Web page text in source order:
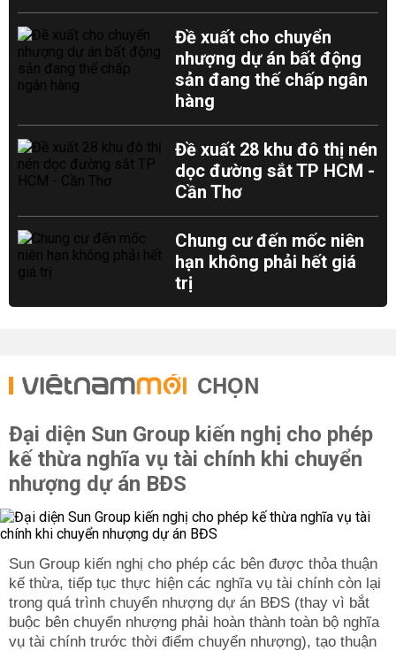
Đề xuất cho chuyển
nhượng dự án bất động
sản đang thế chấp ngân
hàng
Đề xuất 28 khu đô thị nén
dọc đường sắt TP HCM -
Cần Thơ
Chung cư đến mốc niên
hạn không phải hết giá
trị
CHỌN
Đại diện Sun Group kiến nghị cho phép
kế thừa nghĩa vụ tài chính khi chuyển
nhượng dự án BĐS
Sun Group kiến nghị cho phép các bên được thỏa thuận
kế thừa, tiếp tục thực hiện các nghĩa vụ tài chính còn lại
trong quá trình chuyển nhượng dự án BĐS (thay vì bắt
buộc bên chuyển nhượng phải hoàn thành toàn bộ nghĩa
vụ tài chính trước thời điểm chuyển nhượng), tạo thuận